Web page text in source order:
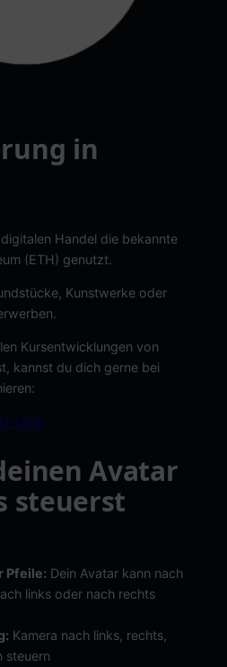
in
Handel die bekannte
(ETH) genutzt.
Kunstwerke oder
Kursentwicklungen von
kannst du dich gerne bei
Avatar
steuerst
Pfeile: Dein Avatar kann nach
links oder nach rechts
Kamera nach links, rechts,
steuern